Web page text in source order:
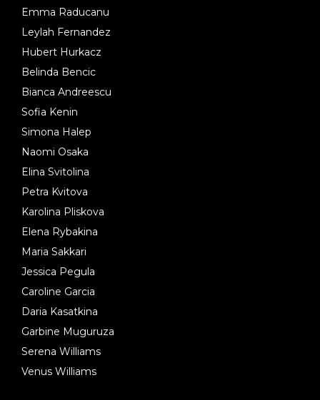
Emma Raducanu
Leylah Fernandez
Hubert Hurkacz
Belinda Bencic
Bianca Andreescu
Sofia Kenin
Simona Halep
Naomi Osaka
Elina Svitolina
Petra Kvitova
Karolina Pliskova
Elena Rybakina
Maria Sakkari
Jessica Pegula
Caroline Garcia
Daria Kasatkina
Garbine Muguruza
Serena Williams
Venus Williams